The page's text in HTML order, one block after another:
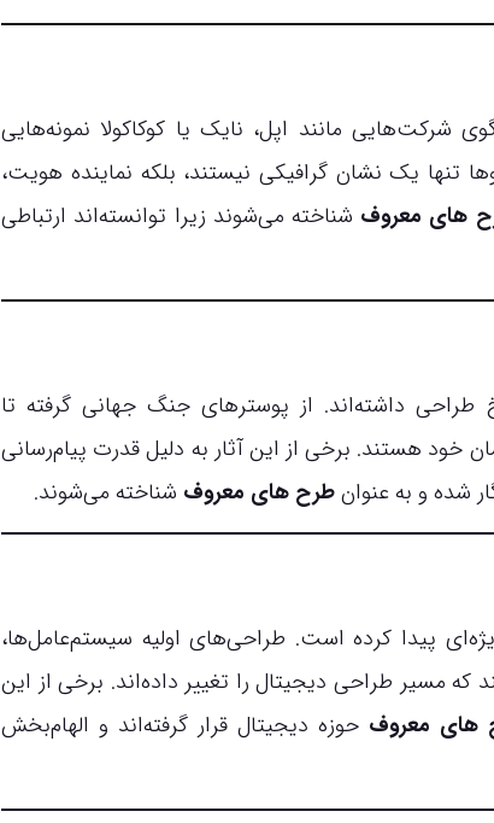
شرکت‌هایی مانند اپل، نایک یا کوکاکولا نمونه‌هایی
تنها یک نشان گرافیکی نیستند، بلکه نماینده هویت،
های معروف شناخته می‌شوند زیرا توانسته‌اند ارتباطی
داشته‌اند. از پوسترهای جنگ جهانی گرفته تا
خود هستند. برخی از این آثار به دلیل قدرت پیام‌رسانی
شده و به عنوانطرح های معروف شناخته می‌شوند.
پیدا کرده است. طراحی‌های اولیه سیستم‌عامل‌ها،
مسیر طراحی دیجیتال را تغییر داده‌اند. برخی از این
های معروف حوزه دیجیتال قرار گرفته‌اند و الهام‌بخش